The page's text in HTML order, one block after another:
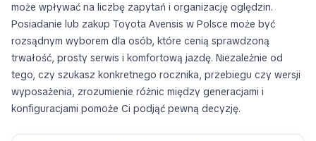
może wpływać na liczbę zapytań i organizację oględzin.
Posiadanie lub zakup Toyota Avensis w Polsce może być
rozsądnym wyborem dla osób, które cenią sprawdzoną
trwałość, prosty serwis i komfortową jazdę. Niezależnie od
tego, czy szukasz konkretnego rocznika, przebiegu czy wersji
wyposażenia, zrozumienie różnic między generacjami i
konfiguracjami pomoże Ci podjąć pewną decyzję.